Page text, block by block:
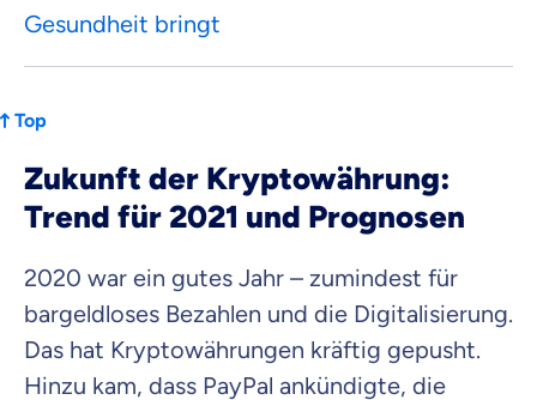
Gesundheit bringt
Top
Zukunft der Kryptowährung:
Trend für 2021 und Prognosen
2020 war ein gutes Jahr – zumindest für
bargeldloses Bezahlen und die Digitalisierung.
Das hat Kryptowährungen kräftig gepusht.
Hinzu kam, dass PayPal ankündigte, die